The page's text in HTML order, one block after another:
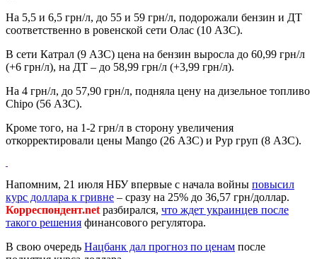
На 5,5 и 6,5 грн/л, до 55 и 59 грн/л, подорожали бензин и ДТ
соответственно в ровенской сети Олас (10 АЗС).
В сети Катрал (9 АЗС) цена на бензин выросла до 60,99 грн/л
(+6 грн/л), на ДТ – до 58,99 грн/л (+3,99 грн/л).
На 4 грн/л, до 57,90 грн/л, подняла цену на дизельное топливо
Chipo (56 АЗС).
Кроме того, на 1-2 грн/л в сторону увеличения
откорректировали цены Mango (26 АЗС) и Рур груп (8 АЗС).
Напомним, 21 июля НБУ впервые с начала войны повысил
курс доллара к гривне – сразу на 25% до 36,57 грн/доллар.
Корреспондент.net разбирался, что ждет украинцев после
такого решения финансового регулятора.
В свою очередь Нацбанк дал прогноз по ценам после